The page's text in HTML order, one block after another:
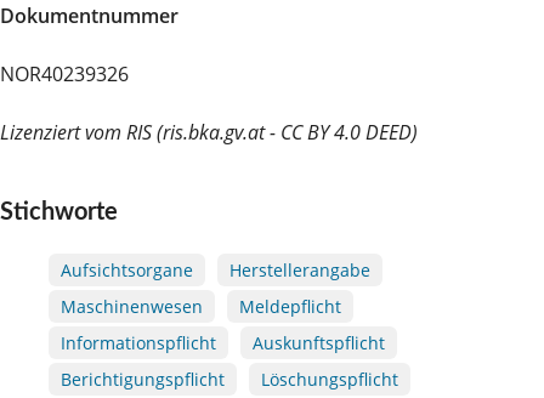
Dokumentnummer
NOR40239326
Lizenziert vom RIS (ris.bka.gv.at - CC BY 4.0 DEED)
Stichworte
Aufsichtsorgane
Herstellerangabe
Maschinenwesen
Meldepflicht
Informationspflicht
Auskunftspflicht
Berichtigungspflicht
Löschungspflicht